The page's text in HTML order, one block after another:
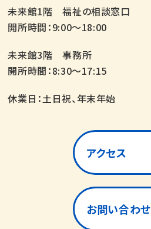
未来館1階 福祉の相談窓口
開所時間：9:00～18:00
未来館3階 事務所
開所時間：8:30～17:15
休業日：土日祝、年末年始
アクセス
お問い合わせ